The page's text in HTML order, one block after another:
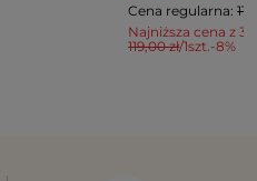
Najniższa cena z
119,00 zł/1szt. -8%
Cena regularna: